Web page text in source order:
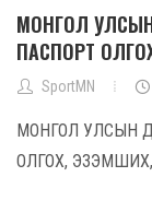
МОНГОЛ
ПАСПОРТ
SportMN
МОНГОЛ УЛСЫН
ОЛГОХ,